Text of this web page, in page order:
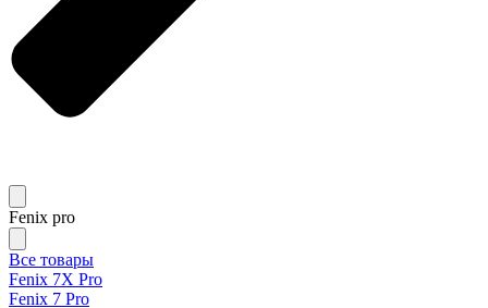
Fenix pro
Все товары
Fenix 7X Pro
Fenix 7 Pro